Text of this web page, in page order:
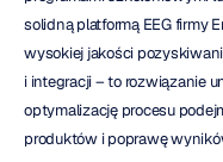
solidną platformą EEG firmy
wysokiej jakości
i integracji – to rozwiązanie
optymalizację procesu
produktów i poprawę